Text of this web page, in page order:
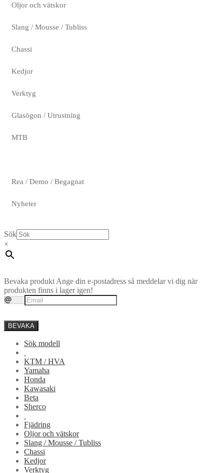
Oljor och vätskor
Slang / Mousse / Tubliss
Chassi
Kedjor
Verktyg
Glasögon / Utrustning
MTB
Rea / Demo / Begagnat
Nyheter
Sök
×
Bevaka produkt Ange din e-postadress så meddelar vi dig när
produkten finns i lager igen!
BEVAKA
Sök modell
KTM / HVA
Yamaha
Honda
Kawasaki
Beta
Sherco
Fjädring
Oljor och vätskor
Slang / Mousse / Tubliss
Chassi
Kedjor
Verktyg